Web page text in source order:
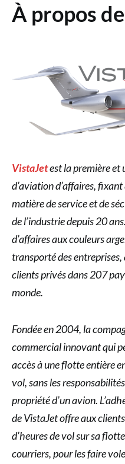
À propos
VistaJetest la première et
d’aviation d’affaires,
matière de service et de
de l’industrie depuis 20
d’affaires aux couleurs
transporté des
clients privés dans 207
monde.
Fondée en 2004, la
commercial innovant qui
accès à une flotte entière
vol, sans les
propriété d’un avion.
de VistaJet offre aux
d’heures de vol sur sa
courriers, pour les faire